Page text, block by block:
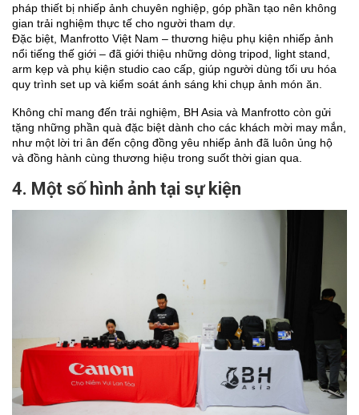
pháp thiết bị nhiếp ảnh chuyên nghiệp, góp phần tạo nên không
gian trải nghiệm thực tế cho người tham dự.
Đặc biệt, Manfrotto Việt Nam – thương hiệu phụ kiện nhiếp ảnh
nổi tiếng thế giới – đã giới thiệu những dòng tripod, light stand,
arm kẹp và phụ kiện studio cao cấp, giúp người dùng tối ưu hóa
quy trình set up và kiểm soát ánh sáng khi chụp ảnh món ăn.
Không chỉ mang đến trải nghiệm, BH Asia và Manfrotto còn gửi
tặng những phần quà đặc biệt dành cho các khách mời may mắn,
như một lời tri ân đến cộng đồng yêu nhiếp ảnh đã luôn ủng hộ
và đồng hành cùng thương hiệu trong suốt thời gian qua.
4. Một số hình ảnh tại sự kiện